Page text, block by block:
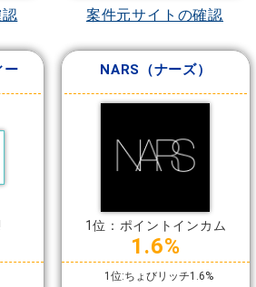
案件元サイトの確認
ー
NARS（ナーズ）
1位：ポイントインカム
1.6%
1位:ちょびリッチ1.6%